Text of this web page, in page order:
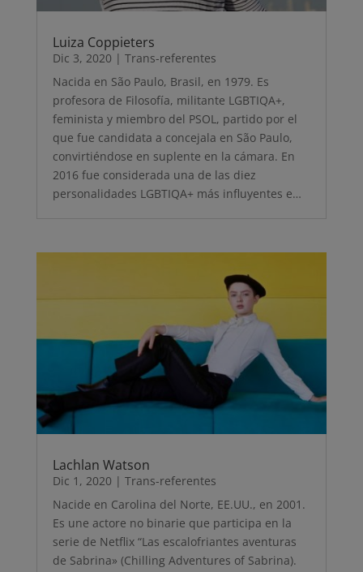
Luiza Coppieters
Dic 3, 2020 | Trans-referentes
Nacida en São Paulo, Brasil, en 1979. Es
profesora de Filosofía, militante LGBTIQA+,
feminista y miembro del PSOL, partido por el
que fue candidata a concejala en São Paulo,
convirtiéndose en suplente en la cámara. En
2016 fue considerada una de las diez
personalidades LGBTIQA+ más influyentes e…
Lachlan Watson
Dic 1, 2020 | Trans-referentes
Nacide en Carolina del Norte, EE.UU., en 2001.
Es une actore no binarie que participa en la
serie de Netflix “Las escalofriantes aventuras
de Sabrina» (Chilling Adventures of Sabrina).